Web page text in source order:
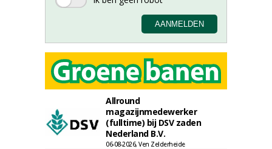
Allround
magazijnmedewerker
(fulltime) bij DSV zaden
Nederland B.V.
06-08-2026, Ven Zelderheide